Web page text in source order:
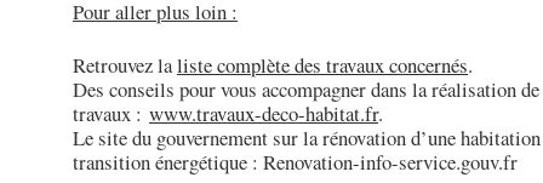
Pour aller plus loin :
Retrouvez laliste complète des travaux concernés.
Des conseils pour vous accompagner dans la réalisation
travaux : www.travaux-deco-habitat.fr.
Le site du gouvernement sur la rénovation d’une
transition énergétique : Renovation-info-service.gouv.fr